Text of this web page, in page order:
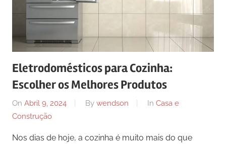
Eletrodomésticos para Cozinha:
Escolher os Melhores Produtos
On Abril 9, 2024 By wendson In Casa e
Construção
Nos dias de hoje, a cozinha é muito mais do que